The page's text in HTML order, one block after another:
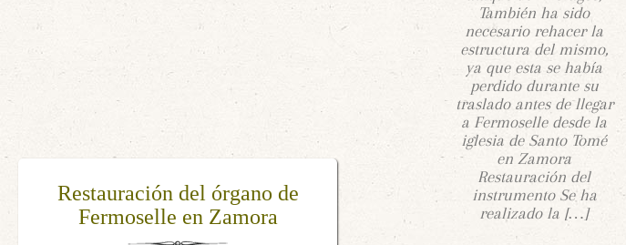
Restauración del órgano de
Fermoselle en Zamora
ARMONÍAS DEL VIENTO |
También ha sido
necesario rehacer la
estructura del mismo,
ya que esta se había
perdido durante su
traslado antes de llegar
a Fermoselle desde la
iglesia de Santo Tomé
en Zamora
Restauración del
instrumento Se ha
realizado la […]